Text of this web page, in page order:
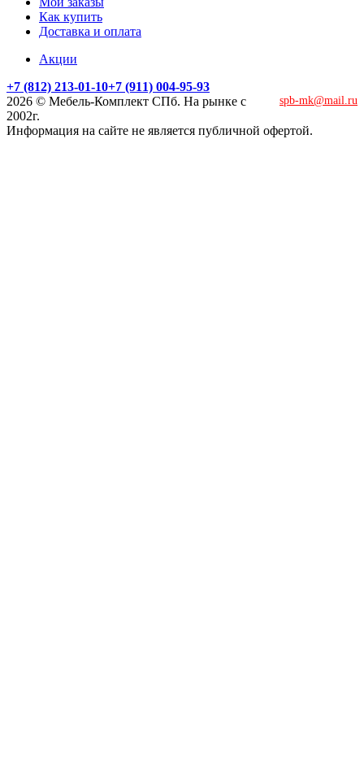
Как купить
Доставка и оплата
Акции
+7 (812) 213-01-10+7 (911) 004-95-93
spb-mk@mail.ru
2026 © Мебель-Комплект СПб. На рынке с
2002г.
Информация на сайте не является публичной офертой.